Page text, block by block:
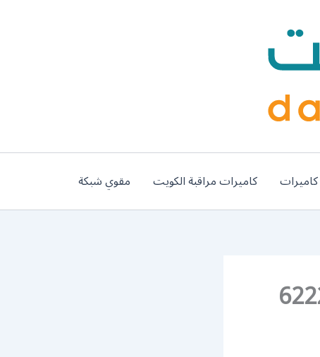
كاميرات مراقبة الكويت مقوي شبكة
62224041